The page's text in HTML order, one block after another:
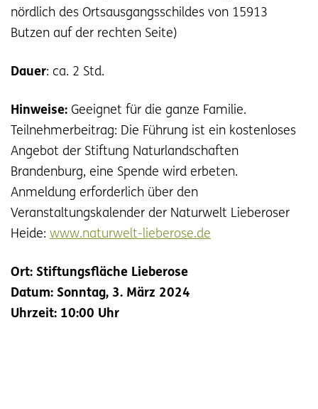
nördlich des Ortsausgangsschildes von 15913
Butzen auf der rechten Seite)
Dauer: ca. 2 Std.
Hinweise: Geeignet für die ganze Familie.
Teilnehmerbeitrag: Die Führung ist ein kostenloses
Angebot der Stiftung Naturlandschaften
Brandenburg, eine Spende wird erbeten.
Anmeldung erforderlich über den
Veranstaltungskalender der Naturwelt Lieberoser
Heide: www.naturwelt-lieberose.de
Ort: Stiftungsfläche Lieberose
Datum: Sonntag, 3. März 2024
Uhrzeit: 10:00 Uhr